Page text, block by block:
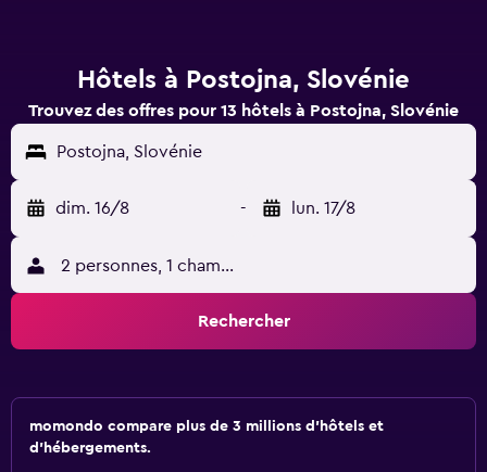
Hôtels à Postojna, Slovénie
Trouvez des offres pour 13 hôtels à Postojna, Slovénie
Postojna, Slovénie
dim. 16/8 - lun. 17/8
2 personnes, 1 chambre
Rechercher
momondo compare plus de 3 millions d'hôtels et
d'hébergements.